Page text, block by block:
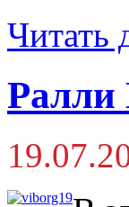
Читать
Ралли